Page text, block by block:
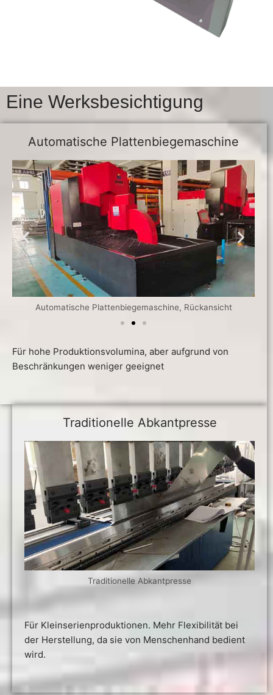
Eine Werksbesichtigung
Automatische Plattenbiegemaschine
Automatische Plattenbiegemaschine, Rückansicht
Für hohe Produktionsvolumina, aber aufgrund von
Beschränkungen weniger geeignet
Traditionelle Abkantpresse
Traditionelle Abkantpresse
Für Kleinserienproduktionen. Mehr Flexibilität bei
der Herstellung, da sie von Menschenhand bedient
wird.